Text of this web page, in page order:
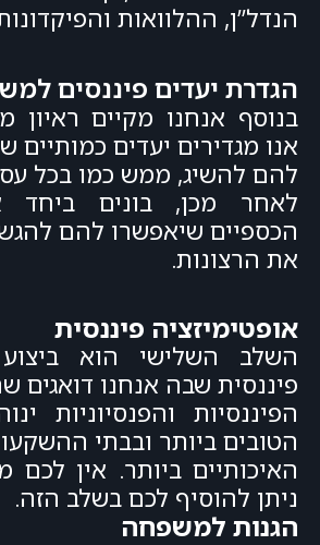
הנדל”ן, ההלוואות
הגדרת יעדים פיננסים
בנוסף אנחנו מקיים ראיון
אנו מגדירים יעדים כמותיים
להם להשיג, ממש כמו בכל
לאחר מכן, בונים ביחד
הכספיים שיאפשרו להם
את הרצונות.
אופטימיזציה פיננסית
השלב השלישי הוא ביצוע
פיננסית שבה אנחנו דואגים
הפיננסיות והפנסיוניות
הטובים ביותר ובבתי
האיכותיים ביותר. אין
ניתן להוסיף לכם בשלב הזה.
הגנות למשפחה